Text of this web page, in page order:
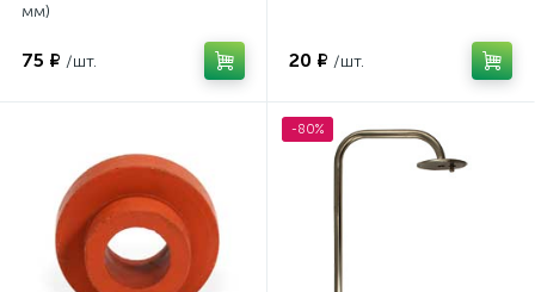
мм)
75 ₽ /шт. 20 ₽ /шт.
-80%